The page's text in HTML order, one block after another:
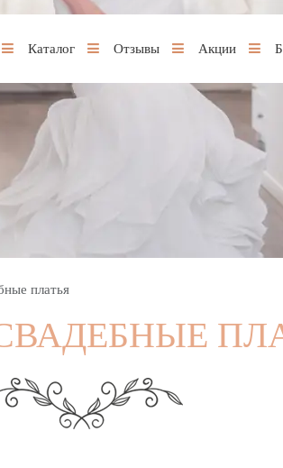
Каталог Отзывы Акции
платья